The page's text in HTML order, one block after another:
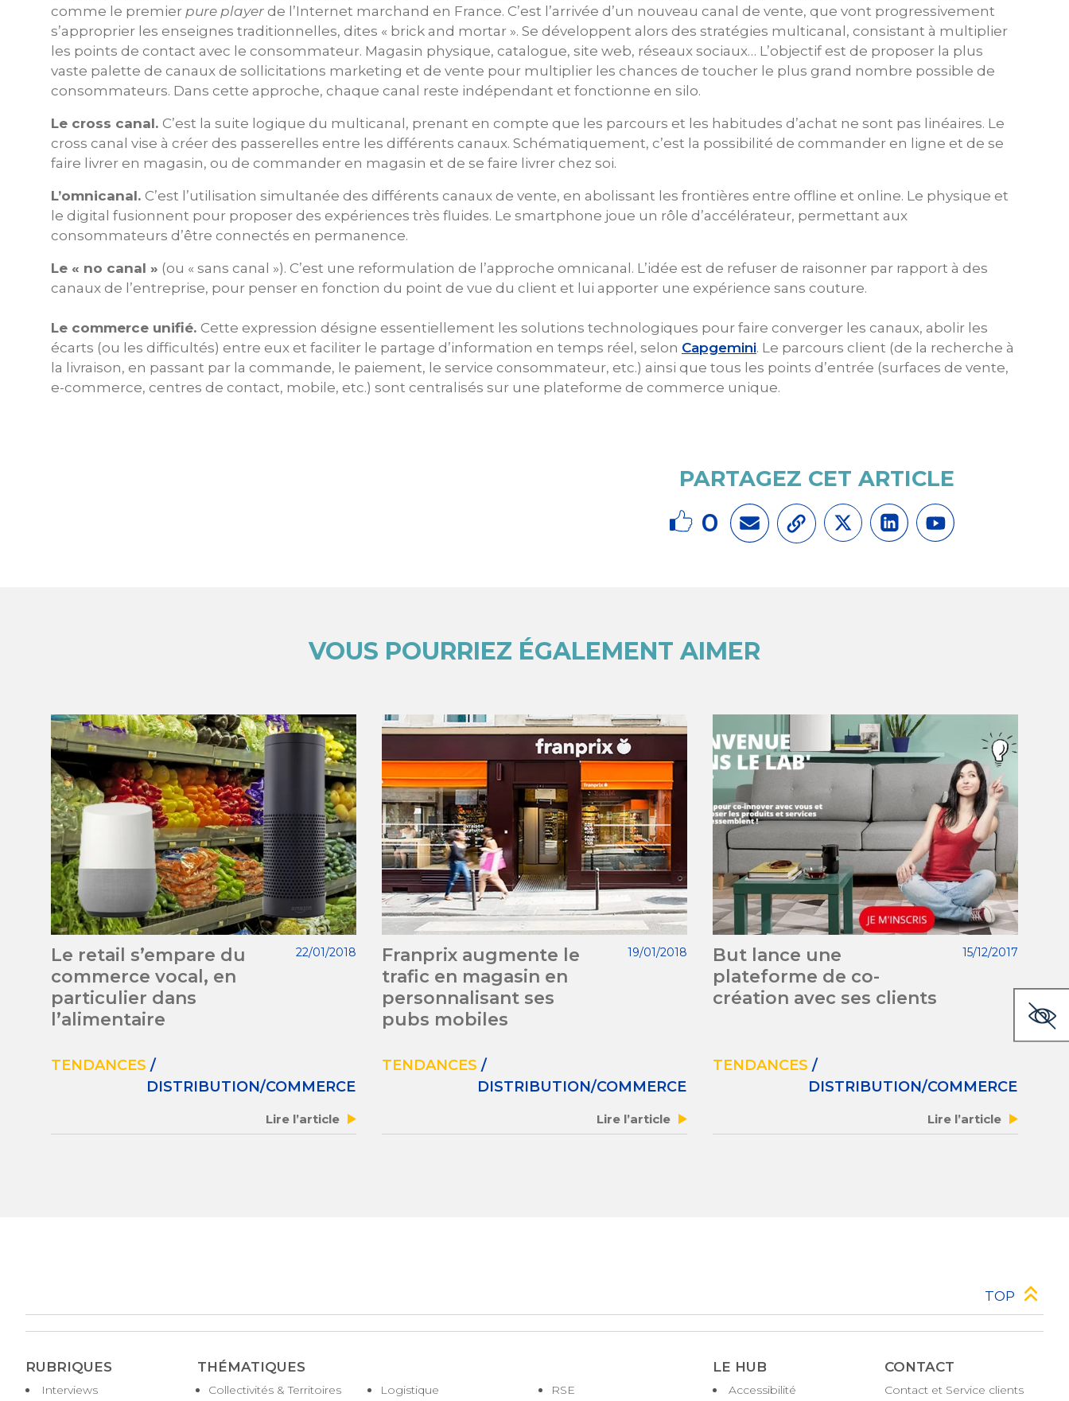
comme le premier pure player de l’Internet marchand en France. C’est l’arrivée d’un nouveau canal de vente, que vont progressivement
s’approprier les enseignes traditionnelles, dites « brick and mortar ». Se développent alors des stratégies multicanal, consistant à multiplier
les points de contact avec le consommateur. Magasin physique, catalogue, site web, réseaux sociaux… L’objectif est de proposer la plus
vaste palette de canaux de sollicitations marketing et de vente pour multiplier les chances de toucher le plus grand nombre possible de
consommateurs. Dans cette approche, chaque canal reste indépendant et fonctionne en silo.
Le cross canal. C’est la suite logique du multicanal, prenant en compte que les parcours et les habitudes d’achat ne sont pas linéaires. Le
cross canal vise à créer des passerelles entre les différents canaux. Schématiquement, c’est la possibilité de commander en ligne et de se
faire livrer en magasin, ou de commander en magasin et de se faire livrer chez soi.
L’omnicanal. C’est l’utilisation simultanée des différents canaux de vente, en abolissant les frontières entre offline et online. Le physique et
le digital fusionnent pour proposer des expériences très fluides. Le smartphone joue un rôle d’accélérateur, permettant aux
consommateurs d’être connectés en permanence.
Le « no canal » (ou « sans canal »). C’est une reformulation de l’approche omnicanal. L’idée est de refuser de raisonner par rapport à des
canaux de l’entreprise, pour penser en fonction du point de vue du client et lui apporter une expérience sans couture.
Le commerce unifié. Cette expression désigne essentiellement les solutions technologiques pour faire converger les canaux, abolir les
écarts (ou les difficultés) entre eux et faciliter le partage d’information en temps réel, selon Capgemini. Le parcours client (de la recherche à
la livraison, en passant par la commande, le paiement, le service consommateur, etc.) ainsi que tous les points d’entrée (surfaces de vente,
e-commerce, centres de contact, mobile, etc.) sont centralisés sur une plateforme de commerce unique.
PARTAGEZ CET ARTICLE
0
VOUS POURRIEZ ÉGALEMENT AIMER
Le retail s’empare du
commerce vocal, en
particulier dans
l’alimentaire
22/01/2018
TENDANCES /
DISTRIBUTION/COMMERCE
Lire l’article
Franprix augmente le
trafic en magasin en
personnalisant ses
pubs mobiles
19/01/2018
TENDANCES /
DISTRIBUTION/COMMERCE
Lire l’article
But lance une
plateforme de co-
création avec ses clients
15/12/2017
TENDANCES /
DISTRIBUTION/COMMERCE
Lire l’article
TOP
RUBRIQUES
Interviews
THÉMATIQUES
Collectivités & Territoires Logistique RSE
LE HUB
PiedAccessibilité
CONTACT
Contact et Service clients